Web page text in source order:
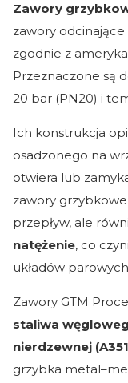
Zawory
zawory
zgodnie z
Przeznaczone są
20 bar (PN20) i
Ich konstrukcja
osadzonego na
otwiera lub
zawory
przepływ, ale
natężenie, co
układów
Zawory GTM
staliwa
nierdzewnej
grzybka